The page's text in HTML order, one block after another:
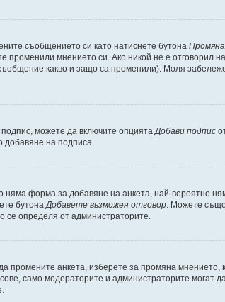
съобщението си като натиснете бутона Промяна
променили мнението си. Ако никой не е отговорил
какво и защо са променили). Моля
можете да включите опциятаДобави подпис
добавяне на подписа.
форма за добавяне на анкета, най-вероятно
бутонаДобавете възможен отговор. Можете
се определя от администраторите.
анкета, изберете за промяна мнението,
само модераторите и администраторите могат